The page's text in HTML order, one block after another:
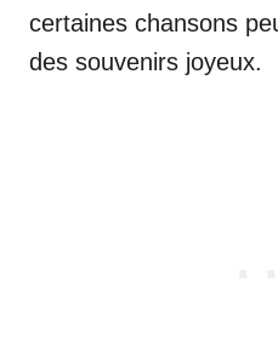
certaines chansons
des souvenirs joyeux.